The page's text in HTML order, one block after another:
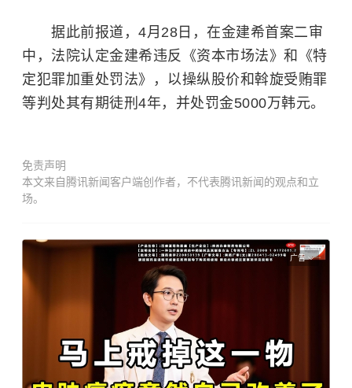
据此前报道，4月28日，在金建希首案二审
中，法院认定金建希违反《资本市场法》和《特
定犯罪加重处罚法》，以操纵股价和斡旋受贿罪
等判处其有期徒刑4年，并处罚金5000万韩元。
免责声明
本文来自腾讯新闻客户端创作者，不代表腾讯新闻的观点和立
场。
广告